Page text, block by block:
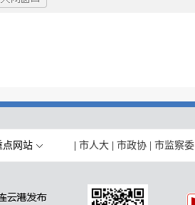
点网站 市人大 市政协 市监察委